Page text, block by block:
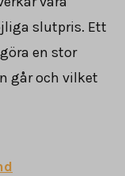
slutpris. Ett
en stor
går och vilket